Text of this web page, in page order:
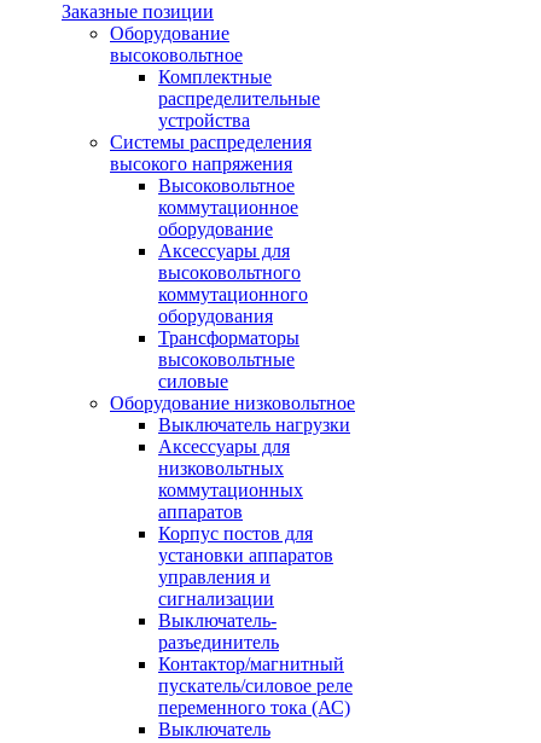
Заказные позиции
Оборудование
высоковольтное
Комплектные
распределительные
устройства
Системы распределения
высокого напряжения
Высоковольтное
коммутационное
оборудование
Аксессуары для
высоковольтного
коммутационного
оборудования
Трансформаторы
высоковольтные
силовые
Оборудование низковольтное
Выключатель нагрузки
Аксессуары для
низковольтных
коммутационных
аппаратов
Корпус постов для
установки аппаратов
управления и
сигнализации
Выключатель-
разъединитель
Контактор/магнитный
пускатель/силовое реле
переменного тока (АС)
Выключатель